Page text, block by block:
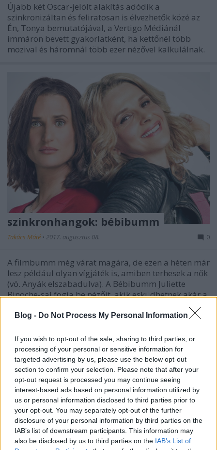
Blog - Do Not Process My Personal Information
If you wish to opt-out of the sale, sharing to third parties, or
processing of your personal or sensitive information for
targeted advertising by us, please use the below opt-out
section to confirm your selection. Please note that after your
opt-out request is processed you may continue seeing
interest-based ads based on personal information utilized by
us or personal information disclosed to third parties prior to
your opt-out. You may separately opt-out of the further
disclosure of your personal information by third parties on the
IAB’s list of downstream participants. This information may
also be disclosed by us to third parties on the IAB’s List of
Újabb két Oscar-jelölt alakítás adódik a
szinkronizáltan és feliratosan is élvezhetők közé az
Én, Tonya bemutatójával, a Vertigo Médiánál
immáron bevett gyakorlatként, ha kettőnél több
mozival és háromnál több ezer nézővel kalkulálnak.
szinkronhangok: bébibumm
Takács Máté • 2017. augusztus 08. 0
A filmbumm még várat magára, de ezen a héten már
lesz például olyan vígjáték is, amiben terhesek a nők
(vö. Anyák elszabadulva). A Bébibumm Juliette
Binoche-sal fogja be nézőit, akik esküdhetnek akár a
feliratos változatra is, de a szinkronizáltat választva
igen parádés szereposztást hallhatnak.